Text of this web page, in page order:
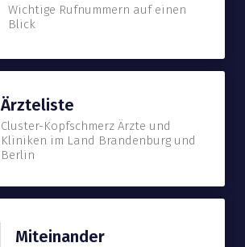
Wichtige Rufnummern auf einen
Blick
Ärzteliste
Cluster-Kopfschmerz Ärzte und
Kliniken im Land Brandenburg und
Berlin
Miteinander